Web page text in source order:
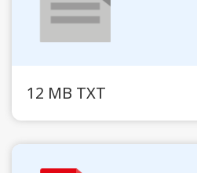
12 MB TXT